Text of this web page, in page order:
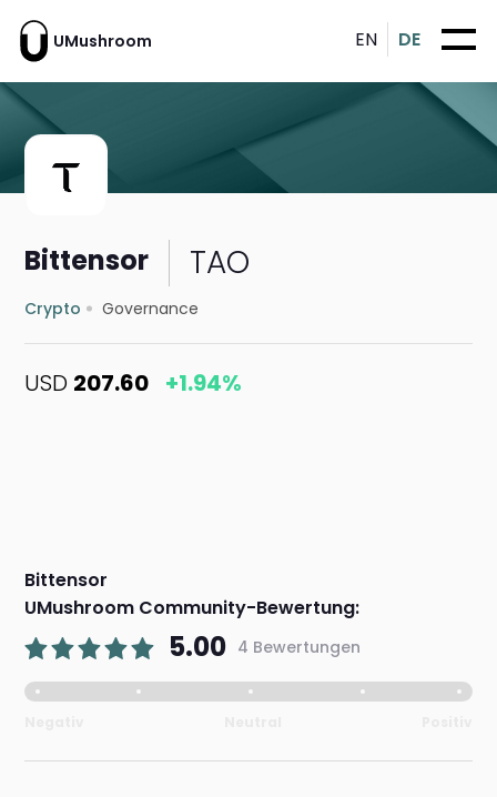
UMushroom EN DE
Bittensor TAO
Crypto Governance
USD 207.60 +1.94%
Bittensor
UMushroom Community-Bewertung:
5.00 4 Bewertungen